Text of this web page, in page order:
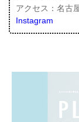
アクセス：名古
Instagram